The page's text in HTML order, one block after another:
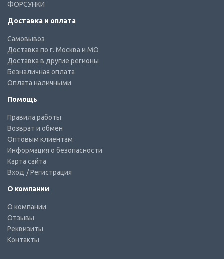
ФОРСУНКИ
Доставка и оплата
Самовывоз
Доставка по г. Москва и МО
Доставка в другие регионы
Безналичная оплата
Оплата наличными
Помощь
Правила работы
Возврат и обмен
Оптовым клиентам
Информация о безопасности
Карта сайта
Вход / Регистрация
О компании
О компании
Отзывы
Реквизиты
Контакты